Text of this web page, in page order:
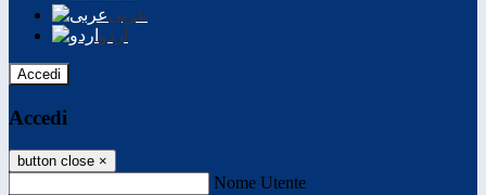
عربى
اردو
Accedi
Accedi
button close ×
Nome Utente